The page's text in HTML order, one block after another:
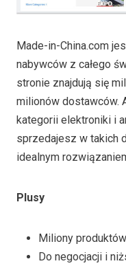
Made-in-China.com
nabywców z całego
stronie znajdują się
milionów dostawców.
kategorii elektroniki i
sprzedajesz w takich
idealnym
Plusy
Miliony
Do negocjacji i